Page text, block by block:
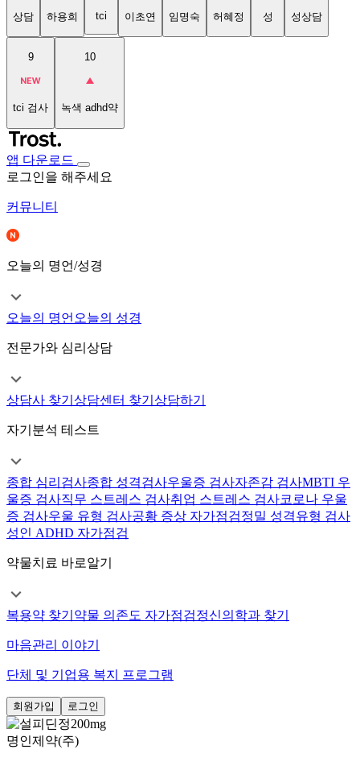
상담 하용희 tci 이초연 임명숙 허혜정 성 성상담
9
tci 검사
10
녹색 adhd약
앱 다운로드
로그인을 해주세요
커뮤니티
오늘의 명언/성경
오늘의 명언 오늘의 성경
전문가와 심리상담
상담사 찾기 상담센터 찾기 상담하기
자기분석 테스트
종합 심리검사종합 성격검사우울증 검사자존감 검사MBTI 우
울증 검사직무 스트레스 검사취업 스트레스 검사코로나 우울
증 검사우울 유형 검사공황 증상 자가점검정밀 성격유형 검사
성인 ADHD 자가점검
약물치료 바로알기
복용약 찾기 약물 의존도 자가점검정신의학과 찾기
마음관리 이야기
단체 및 기업용 복지 프로그램
회원가입 로그인
명인제약(주)